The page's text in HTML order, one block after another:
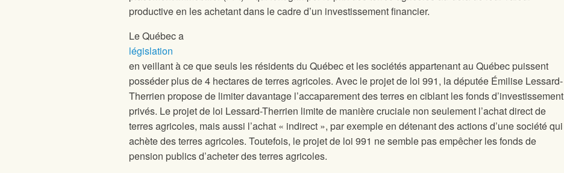
productive en les achetant dans le cadre d’un investissement financier.
Le Québec a
législation
en veillant à ce que seuls les résidents du Québec et les sociétés appartenant au Québec puissent
posséder plus de 4 hectares de terres agricoles. Avec le projet de loi 991, la députée Émilise Lessard-
Therrien propose de limiter davantage l’accaparement des terres en ciblant les fonds d’investissement
privés. Le projet de loi Lessard-Therrien limite de manière cruciale non seulement l’achat direct de
terres agricoles, mais aussi l’achat « indirect », par exemple en détenant des actions d’une société qui
achète des terres agricoles. Toutefois, le projet de loi 991 ne semble pas empêcher les fonds de
pension publics d’acheter des terres agricoles.